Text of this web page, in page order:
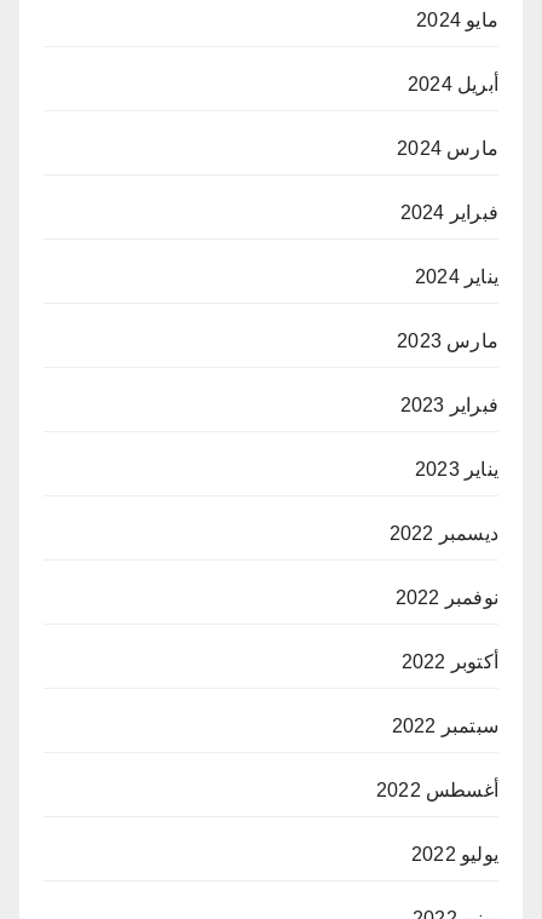
مايو 2024
أبريل 2024
مارس 2024
فبراير 2024
يناير 2024
مارس 2023
فبراير 2023
يناير 2023
ديسمبر 2022
نوفمبر 2022
أكتوبر 2022
سبتمبر 2022
أغسطس 2022
يوليو 2022